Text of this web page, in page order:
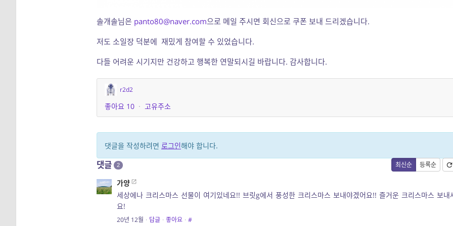
솔개솔님은 panto80@naver.com으로 메일 주시면 회신으로 쿠폰 보내 드리겠습니다.
저도 소일장 덕분에 재밌게 참여할 수 있었습니다.
다들 어려운 시기지만 건강하고 행복한 연말되시길 바랍니다. 감사합니다.
r2d2
좋아요 10 · 고유주소
댓글을 작성하려면 로그인해야 합니다.
최신순 등록순
댓글 2
가양
세상에나 크리스마스 선물이 여기있네요!! 브릿g에서 풍성한 크리스마스 보내야겠어요!! 즐거운 크리스마스 보내
요!
20년 12월 · 답글 · 좋아요 · #